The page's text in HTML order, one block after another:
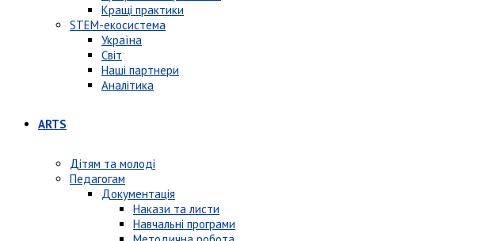
Кращі практики
STEM-екосистема
Україна
Світ
Наші партнери
Аналітика
ARTS
Дітям та молоді
Педагогам
Документація
Накази та листи
Навчальні програми